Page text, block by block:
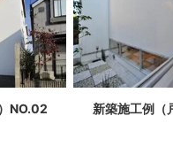
NO.02 新築施工例（